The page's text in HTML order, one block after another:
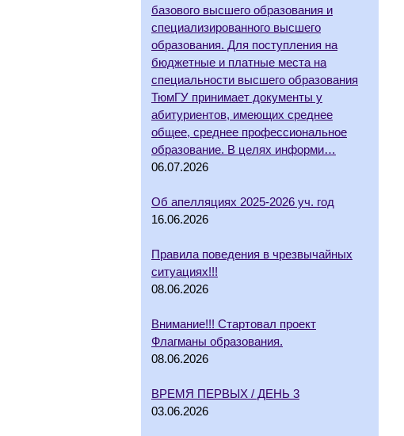
базового высшего образования и
специализированного высшего
образования. Для поступления на
бюджетные и платные места на
специальности высшего образования
ТюмГУ принимает документы у
абитуриентов, имеющих среднее
общее, среднее профессиональное
образование. В целях информи…
06.07.2026
Об апелляциях 2025-2026 уч. год
16.06.2026
Правила поведения в чрезвычайных
ситуациях!!!
08.06.2026
Внимание!!! Стартовал проект
Флагманы образования.
08.06.2026
ВРЕМЯ ПЕРВЫХ / ДЕНЬ 3
03.06.2026